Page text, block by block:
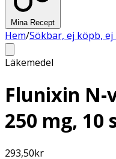
Mina Recept
Hem/Sökbar, ej köpb, ej
Läkemedel
Flunixin
250 mg, 10
293,50kr